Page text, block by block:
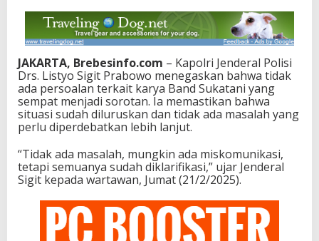
JAKARTA, Brebesinfo.com – Kapolri Jenderal Polisi
Drs. Listyo Sigit Prabowo menegaskan bahwa tidak
ada persoalan terkait karya Band Sukatani yang
sempat menjadi sorotan. Ia memastikan bahwa
situasi sudah diluruskan dan tidak ada masalah yang
perlu diperdebatkan lebih lanjut.
“Tidak ada masalah, mungkin ada miskomunikasi,
tetapi semuanya sudah diklarifikasi,” ujar Jenderal
Sigit kepada wartawan, Jumat (21/2/2025).